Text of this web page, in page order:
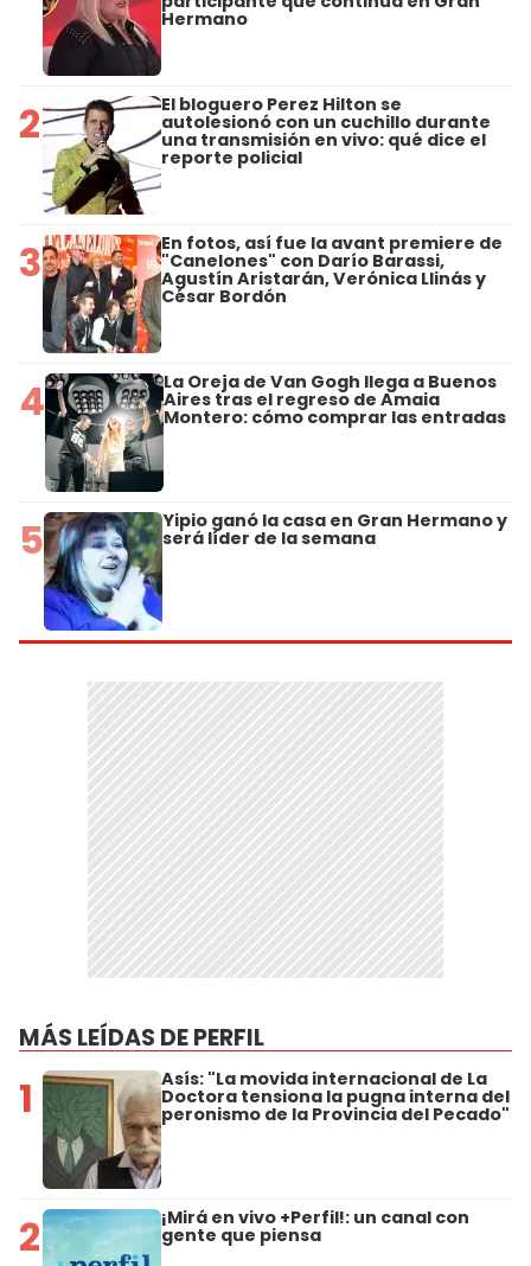
Hermano
2 El bloguero Perez Hilton se
autolesionó con un cuchillo durante
una transmisión en vivo: qué dice el
reporte policial
3 En fotos, así fue la avant premiere de
"Canelones" con Darío Barassi,
Agustín Aristarán, Verónica Llinás y
César Bordón
4 La Oreja de Van Gogh llega a Buenos
Aires tras el regreso de Amaia
Montero: cómo comprar las entradas
5 Yipio ganó la casa en Gran Hermano y
será líder de la semana
MÁS LEÍDAS DE PERFIL
1 Asís: "La movida internacional de La
Doctora tensiona la pugna interna del
peronismo de la Provincia del Pecado"
2 ¡Mirá en vivo +Perfil!: un canal con
gente que piensa